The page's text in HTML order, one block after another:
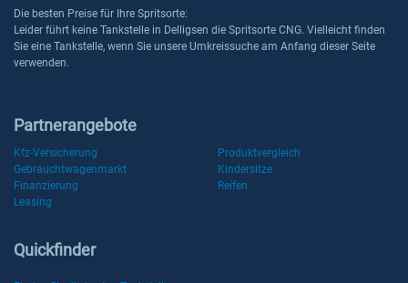
Die besten Preise für Ihre Spritsorte:
Leider führt keine Tankstelle in Delligsen die Spritsorte CNG. Vielleicht finden
Sie eine Tankstelle, wenn Sie unsere Umkreissuche am Anfang dieser Seite
verwenden.
Partnerangebote
Kfz-Versicherung
Produktvergleich
Gebrauchtwagenmarkt
Kindersitze
Finanzierung
Reifen
Leasing
Quickfinder